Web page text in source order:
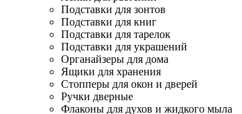
Подставки для зонтов
Подставки для книг
Подставки для тарелок
Подставки для украшений
Органайзеры для дома
Ящики для хранения
Стопперы для окон и дверей
Ручки дверные
Флаконы для духов и жидкого мыла